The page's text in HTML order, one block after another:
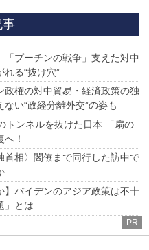
へ
事
「プーチンの戦争」支えた対中
る“抜け穴”
政権の対中貿易・経済政策の独
い“政経分離外交”の姿も
トンネルを抜けた日本 「扇の
！
首相〉閣僚まで同行した訪中で
】バイデンのアジア政策は不十
」とは
PR